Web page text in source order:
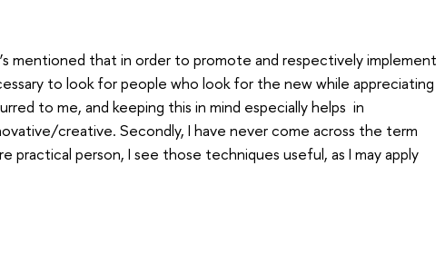
mentioned that in order to promote and respectively implement
to look for people who look for the new while appreciating
to me, and keeping this in mind especially helps in
creative. Secondly, I have never come across the term
practical person, I see those techniques useful, as I may apply